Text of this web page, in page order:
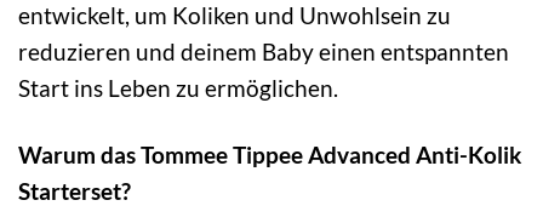
entwickelt, um Koliken und Unwohlsein zu
reduzieren und deinem Baby einen entspannten
Start ins Leben zu ermöglichen.
Warum das Tommee Tippee Advanced Anti-Kolik
Starterset?